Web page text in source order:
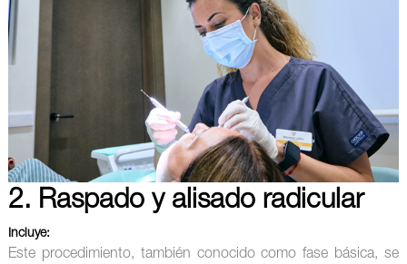
2. Raspado y alisado radicular
Incluye:
Este procedimiento, también conocido como fase básica, se